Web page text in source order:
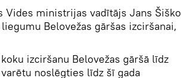
Vides ministrijas vadītājs Jans Šiško
Belovežas gāršas izciršanai,
izciršanu Belovežas gāršā līdz
noslēgties līdz šī gada